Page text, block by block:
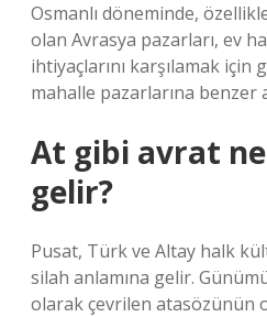
Osmanlı döneminde,
olan Avrasya pazarları, ev
ihtiyaçlarını karşılamak
mahalle pazarlarına benzer
At gibi avrat
gelir?
Pusat, Türk ve Altay halk
silah anlamına gelir.
olarak çevrilen atasözünün